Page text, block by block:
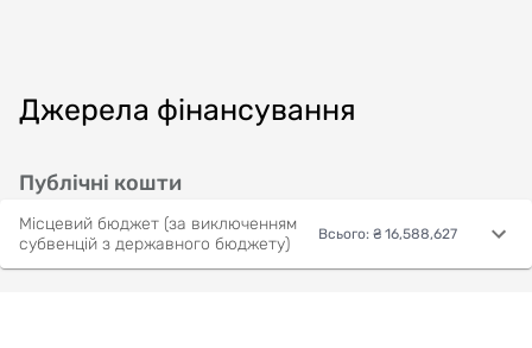
Джерела фінансування
Публічні кошти
Місцевий бюджет (за виключенням
субвенцій з державного бюджету)
Всього: ₴ 16,588,627